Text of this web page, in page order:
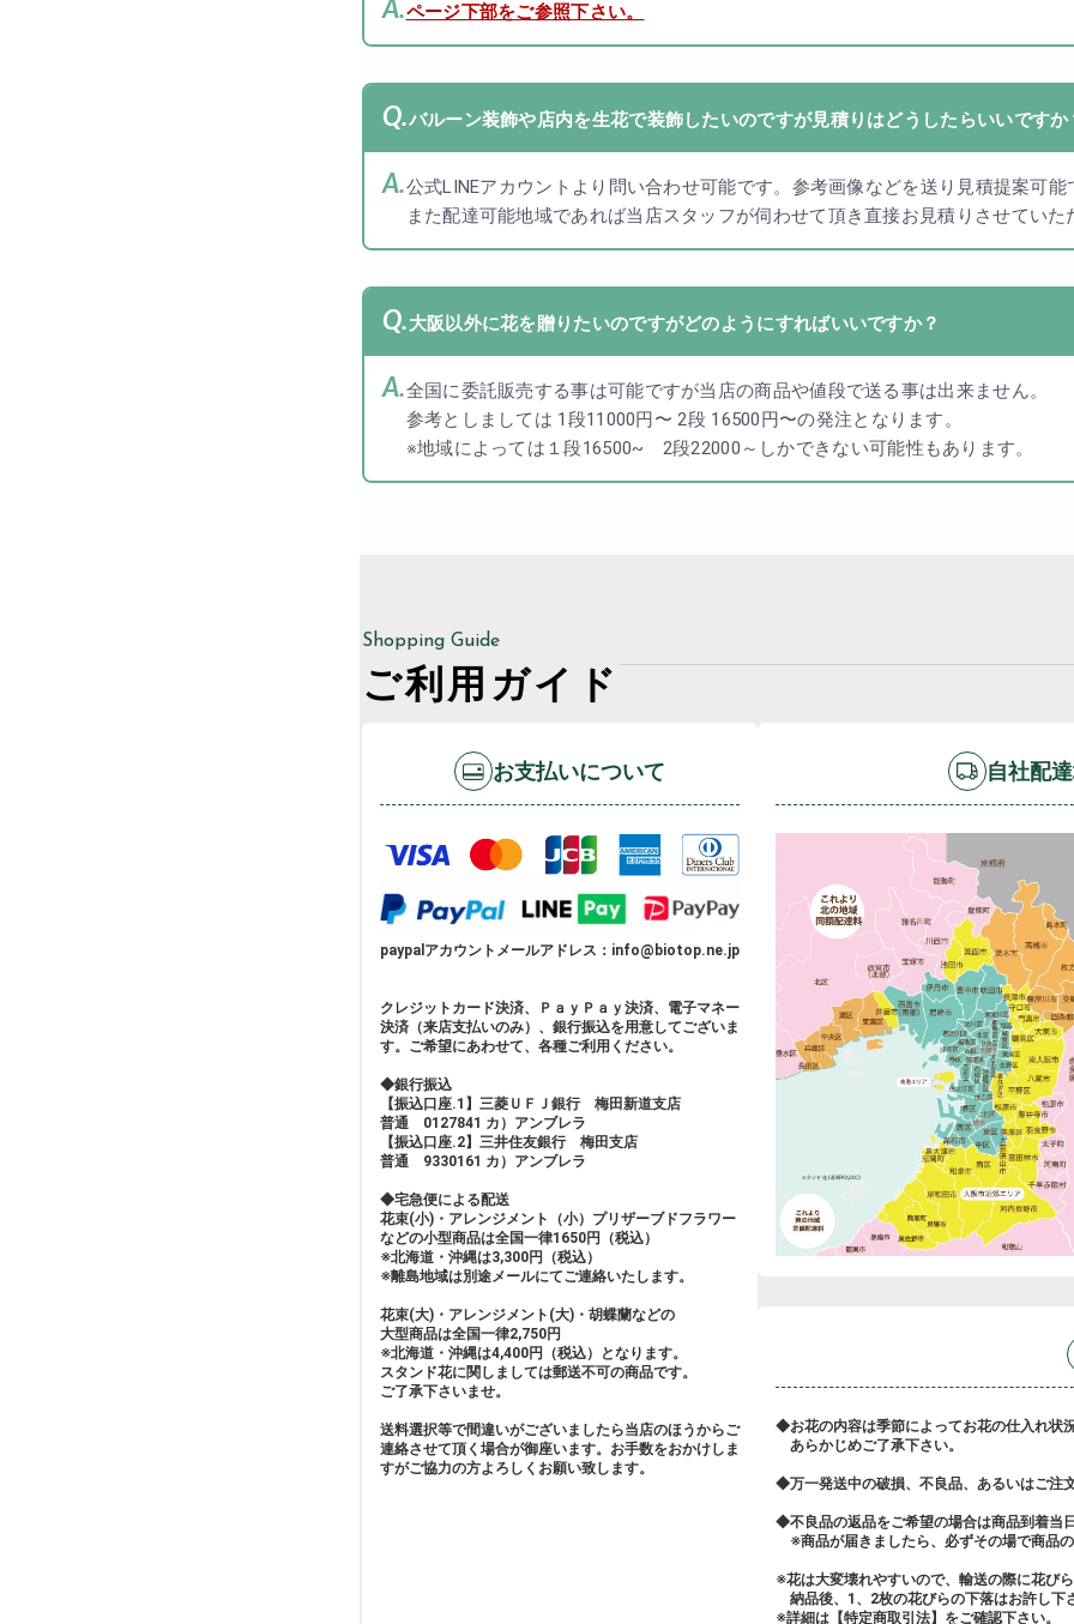
ページ下部をご参照下さい。
バルーン装飾や店内を生花で装飾したいのですが見積りはどうしたらいいですか
公式LINEアカウントより問い合わせ可能です。参考画像などを送り見積提案可能
また配達可能地域であれば当店スタッフが伺わせて頂き直接お見積りさせていた
大阪以外に花を贈りたいのですがどのようにすればいいですか？
全国に委託販売する事は可能ですが当店の商品や値段で送る事は出来ません。
参考としましては 1段11000円〜 2段 16500円〜の発注となります。
※地域によっては１段16500~ 2段22000～しかできない可能性もあります。
Shopping Guide
ご利用ガイド
お支払いについて
paypalアカウントメールアドレス：info@biotop.ne.jp
クレジットカード決済、ＰａｙＰａｙ決済、電子マネー
決済（来店支払いのみ）、銀行振込を用意してございま
す。ご希望にあわせて、各種ご利用ください。
◆銀行振込
【振込口座.1】三菱ＵＦＪ銀行 梅田新道支店
普通 0127841 カ）アンブレラ
【振込口座.2】三井住友銀行 梅田支店
普通 9330161 カ）アンブレラ
◆宅急便による配送
花束(小)・アレンジメント（小）プリザーブドフラワー
などの小型商品は全国一律1650円（税込）
※北海道・沖縄は3,300円（税込）
※離島地域は別途メールにてご連絡いたします。
花束(大)・アレンジメント(大)・胡蝶蘭などの
大型商品は全国一律2,750円
※北海道・沖縄は4,400円（税込）となります。
スタンド花に関しましては郵送不可の商品です。
ご了承下さいませ。
送料選択等で間違いがございましたら当店のほうからご
連絡させて頂く場合が御座います。お手数をおかけしま
すがご協力の方よろしくお願い致します。
自社配
◆お花の内容は季節によってお花の仕入れ状
あらかじめご了承下さい。
◆万一発送中の破損、不良品、あるいはご注
◆不良品の返品をご希望の場合は商品到着当
※商品が届きましたら、必ずその場で商品の
※花は大変壊れやすいので、輸送の際に花び
納品後、1、2枚の花びらの下落はお許し下
※詳細は【特定商取引法】をご確認下さい。